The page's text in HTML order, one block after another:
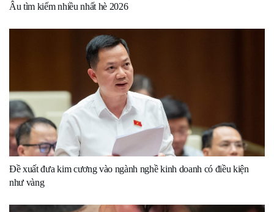
Âu tìm kiếm nhiều nhất hè 2026
Đề xuất đưa kim cương vào ngành nghề kinh doanh có điều kiện
như vàng